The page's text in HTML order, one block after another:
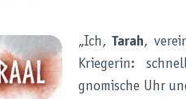
„Ich, Tarah,
Kriegerin:
gnomische Uhr